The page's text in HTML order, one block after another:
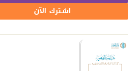
اشترك الآن